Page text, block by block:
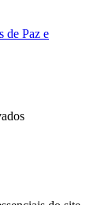
de Paz e